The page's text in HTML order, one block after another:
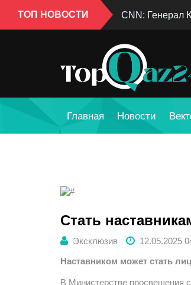
ТОП НОВОСТИ CNN: Генерал
Главная Новости
Стать
Эксклюзив
12.05.2025
Наставником может стать
В Министерстве просвещения